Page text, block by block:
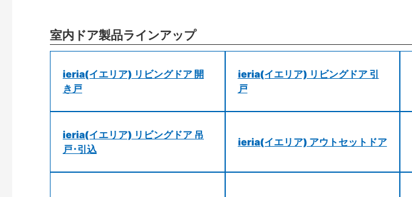
室内ドア製品ラインアップ
ieria(イエリア) リビングドア 開
き戸
ieria(イエリア) リビングドア 引
戸
ieria(イエリア) リビングドア 吊
戸･引込
ieria(イエリア) アウトセットドア